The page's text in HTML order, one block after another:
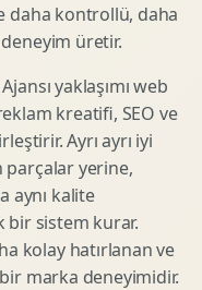
daha kontrollü, daha
üretir.
yaklaşımı web
kreatifi, SEO ve
Ayrı ayrı iyi
parçalar yerine,
aynı kalite
bir sistem kurar.
kolay hatırlanan ve
marka deneyimidir.